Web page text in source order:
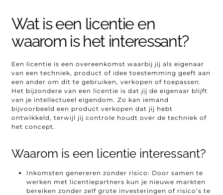
Wat is een licentie en
waarom is het interessant?
Een licentie is een overeenkomst waarbij jij als eigenaar
van een techniek, product of idee toestemming geeft aan
een ander om dit te gebruiken, verkopen of toepassen.
Het bijzondere van een licentie is dat jij de eigenaar blijft
van je intellectueel eigendom. Zo kan iemand
bijvoorbeeld een product verkopen dat jij hebt
ontwikkeld, terwijl jij controle houdt over de techniek of
het concept.
Waarom is een licentie interessant?
Inkomsten genereren zonder risico: Door samen te
werken met licentiepartners kun je nieuwe markten
bereiken zonder zelf grote investeringen of risico’s te